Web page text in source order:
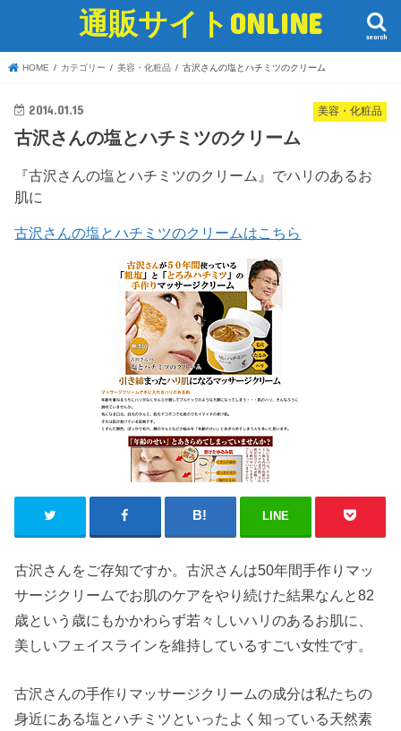
通販サイトONLINE search
HOME カテゴリー 美容・化粧品 古沢さんの塩とハチミツのクリーム
美容・化粧品
2014.01.15
古沢さんの塩とハチミツのクリーム
『古沢さんの塩とハチミツのクリーム』でハリのあるお
肌に
古沢さんの塩とハチミツのクリームはこちら
LINE
古沢さんをご存知ですか。古沢さんは50年間手作りマッ
サージクリームでお肌のケアをやり続けた結果なんと82
歳という歳にもかかわらず若々しいハリのあるお肌に、
美しいフェイスラインを維持しているすごい女性です。
古沢さんの手作りマッサージクリームの成分は私たちの
身近にある塩とハチミツといったよく知っている天然素